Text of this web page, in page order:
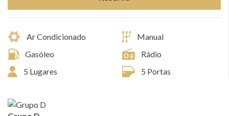
Ar Condicionado
Manual
Gasóleo
Rádio
5 Lugares
5 Portas